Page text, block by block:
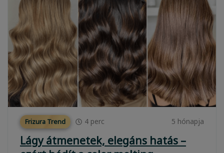
Frizura Trend 4 perc 5 hónapja
Lágy átmenetek, elegáns hatás –